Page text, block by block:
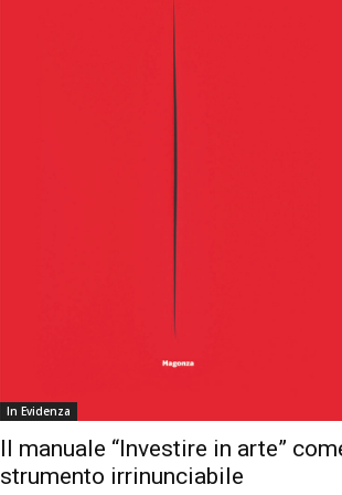
In Evidenza
Il manuale “Investire in arte”
strumento irrinunciabile